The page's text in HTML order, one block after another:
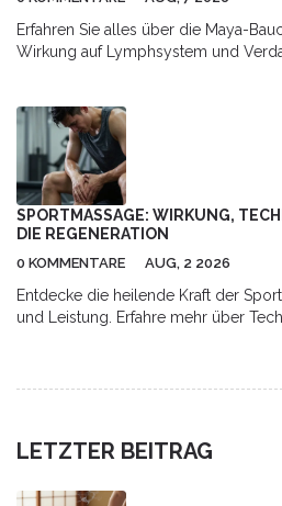
Erfahren Sie alles über die Maya-
Wirkung auf Lymphsystem und
SPORTMASSAGE: WIRKUNG,
DIE REGENERATION
0 KOMMENTARE AUG, 2 2026
Entdecke die heilende Kraft der
und Leistung. Erfahre mehr über
LETZTER BEITRAG